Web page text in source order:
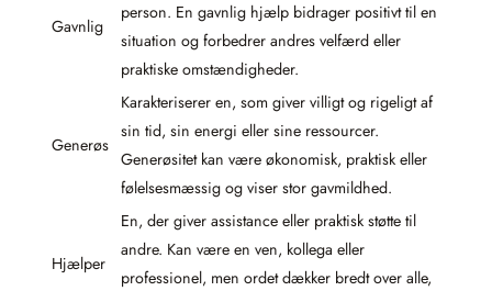
Gavnlig
person. En gavnlig hjælp bidrager positivt til en
situation og forbedrer andres velfærd eller
praktiske omstændigheder.
Generøs
Karakteriserer en, som giver villigt og rigeligt af
sin tid, sin energi eller sine ressourcer.
Generøsitet kan være økonomisk, praktisk eller
følelsesmæssig og viser stor gavmildhed.
Hjælper
En, der giver assistance eller praktisk støtte til
andre. Kan være en ven, kollega eller
professionel, men ordet dækker bredt over alle,